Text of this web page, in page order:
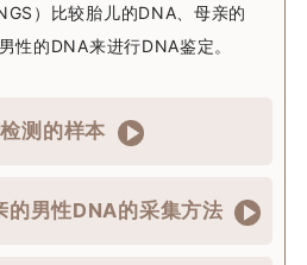
）比较胎儿的DNA、母亲的
性的DNA来进行DNA鉴定。
测的样本
的男性DNA的采集方法